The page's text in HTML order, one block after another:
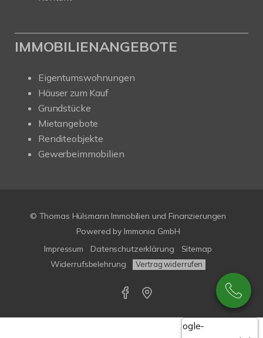
IMMOBILIENANGEBOTE
Eigentumswohnungen
Häuser zum Kauf
Grundstücke
Mietangebote
Renditeobjekte
Gewerbeimmobilien
© Thomas Hülsmann Immobilien und Finanzierungen
Powered by Immonia GmbH
Impressum
Datenschutzerklärung
Sitemap
Widerrufsbelehrung
Vertrag widerrufen
Google-